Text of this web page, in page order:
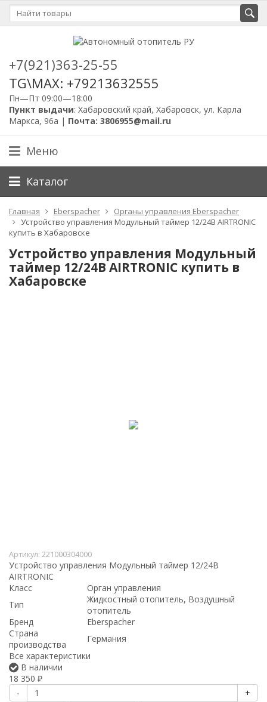
+7(921)363-25-55
TG\MAX: +79213632555
Пн—Пт 09:00—18:00
Пункт выдачи: Хабаровский край, Хабаровск, ул. Карла
Маркса, 96а | Почта: 3806955@mail.ru
Меню
Каталог
Главная Eberspacher
Органы управления Eberspacher
Устройство управления Модульный таймер 12/24В AIRTRONIC
купить в Хабаровске
Устройство управления Модульный
таймер 12/24В AIRTRONIC купить в
Хабаровске
Артикул: 221000304000
Устройство управления Модульный таймер 12/24В
AIRTRONIC
Класс
Орган управления
Тип
Жидкостный отопитель, Воздушный
отопитель
Бренд
Eberspacher
Страна
производства
Германия
Все характеристики
В наличии
18 350 ₽
-
+